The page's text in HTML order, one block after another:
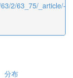
2/63_75/_article/-
分布